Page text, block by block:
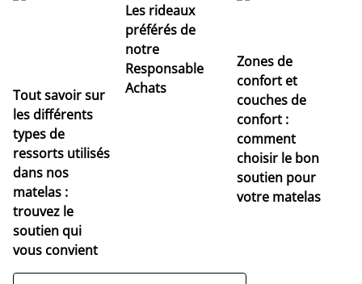
Tout savoir sur
les différents
types de
ressorts utilisés
dans nos
matelas :
trouvez le
soutien qui
vous convient
Les rideaux
préférés de
notre
Responsable
Achats
Zones de
confort et
couches de
confort :
comment
choisir le bon
soutien pour
votre matelas